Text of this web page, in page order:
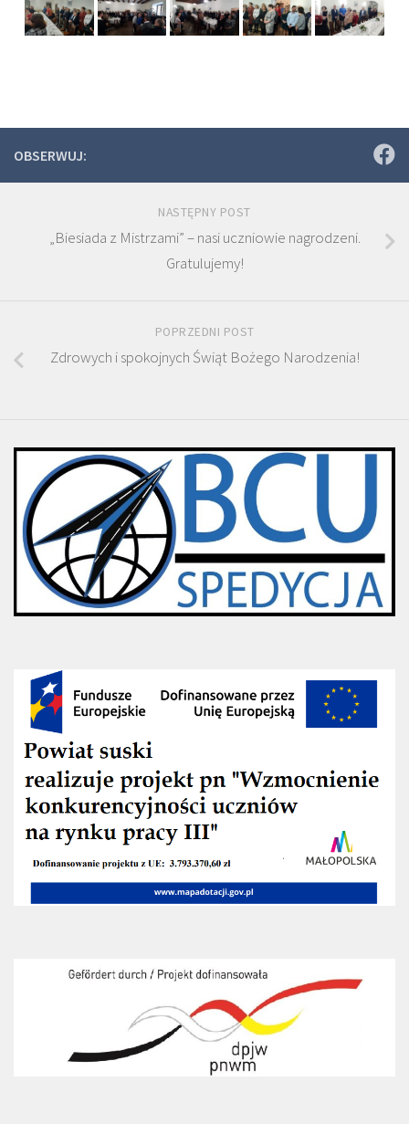
OBSERWUJ:
NASTĘPNY POST
„Biesiada z Mistrzami” – nasi uczniowie nagrodzeni.
Gratulujemy!
POPRZEDNI POST
Zdrowych i spokojnych Świąt Bożego Narodzenia!